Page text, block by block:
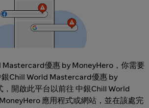
Mastercard優惠 by MoneyHero，你需要
Chill World Mastercard優惠 by
，開啟此平台以前往 中銀Chill World
應用程式或網站，並在該處完